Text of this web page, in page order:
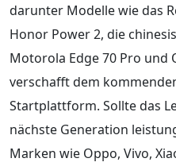
darunter Modelle wie das
Honor Power 2, die
Motorola Edge 70 Pro und
verschafft dem
Startplattform. Sollte das
nächste Generation
Marken wie Oppo, Vivo,